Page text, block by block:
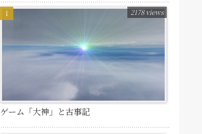
ゲーム「大神」と古事記
2178 views